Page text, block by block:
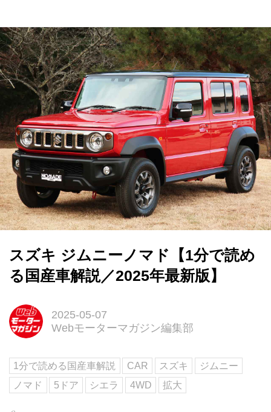
スズキ ジムニーノマド【1分で読め
る国産車解説／2025年最新版】
2025-05-07
Webモーターマガジン編集部
1分で読める国産車解説 CAR スズキ
ジムニー
ノマド
5ドア シエラ 4WD 拡大